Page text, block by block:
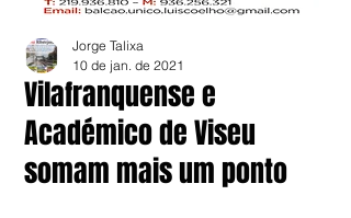
Vilafranquense e
Académico de Viseu
somam mais um ponto
Jorge Talixa
10 de jan. de 2021